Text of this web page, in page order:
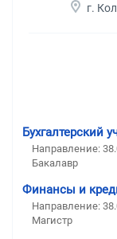
г.
Бухгалтерский
Направление:
Бакалавр
Финансы и
Направление:
Магистр